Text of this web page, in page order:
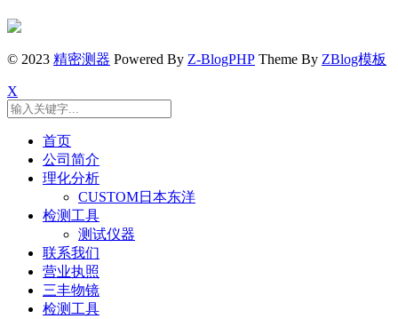
© 2023 精密测器 Powered By Z-BlogPHP Theme By ZBlog模板
X
首页
公司简介
理化分析
CUSTOM日本东洋
检测工具
测试仪器
联系我们
营业执照
三丰物镜
检测工具